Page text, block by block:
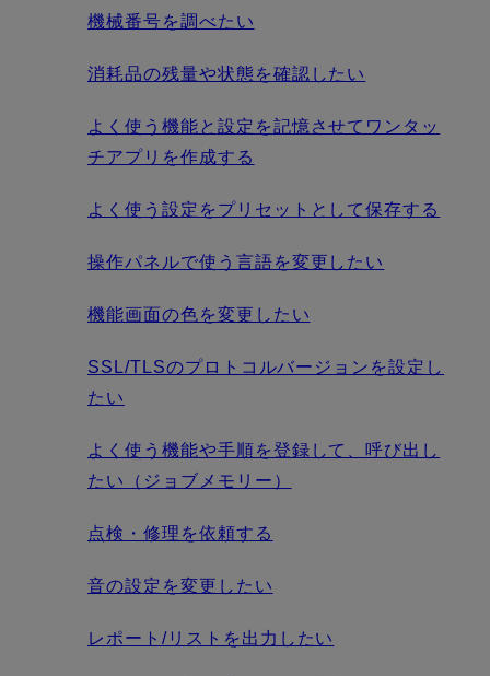
機械番号を調べたい
消耗品の残量や状態を確認したい
よく使う機能と設定を記憶させてワンタッ
チアプリを作成する
よく使う設定をプリセットとして保存する
操作パネルで使う言語を変更したい
機能画面の色を変更したい
SSL/TLSのプロトコルバージョンを設定し
たい
よく使う機能や手順を登録して、呼び出し
たい（ジョブメモリー）
点検・修理を依頼する
音の設定を変更したい
レポート/リストを出力したい